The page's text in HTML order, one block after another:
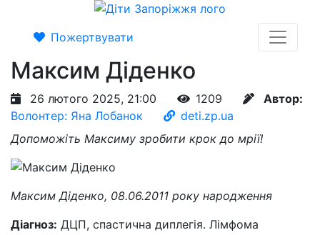
Пожертвувати
Максим Діденко
26 лютого 2025, 21:00 1209
Автор:
Волонтер: Яна Лобанок
deti.zp.ua
Допоможіть Максиму зробити крок до мрії!
Максим Діденко, 08.06.2011 року народження
Діагноз: ДЦП, спастична диплегія. Лімфома